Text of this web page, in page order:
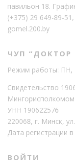
павильон 18.
(+375) 29 649-89-51 ,
gomel.200.by
ЧУП “ДОКТОР
Режим работы: ПН,
Свидетельство
УНН 190622576
220068, г. Минск,
Дата регистрации
ВОЙТИ